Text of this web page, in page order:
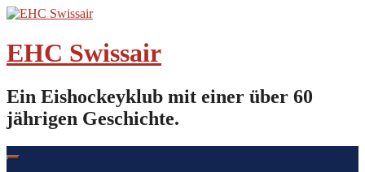
Springe
Inhalt
EHC Swissair
Ein Eishockeyklub mit einer über 60
jährigen Geschichte.